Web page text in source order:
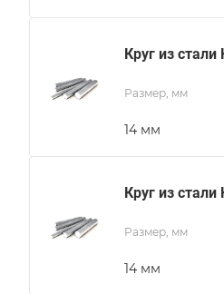
Круг из
Размер, мм
14 мм
Круг из
Размер, мм
14 мм